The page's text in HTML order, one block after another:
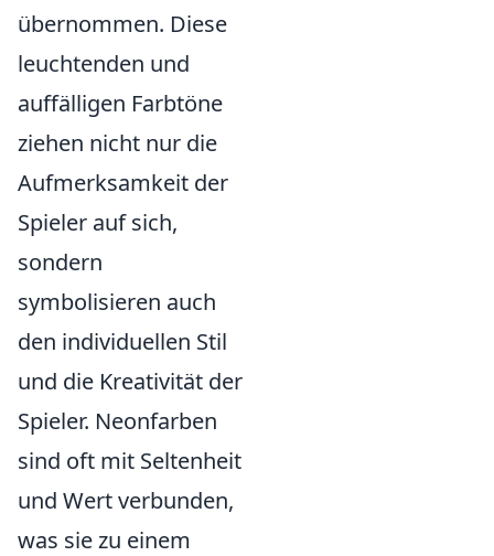
übernommen. Diese
leuchtenden und
auffälligen Farbtöne
ziehen nicht nur die
Aufmerksamkeit der
Spieler auf sich,
sondern
symbolisieren auch
den individuellen Stil
und die Kreativität der
Spieler. Neonfarben
sind oft mit Seltenheit
und Wert verbunden,
was sie zu einem